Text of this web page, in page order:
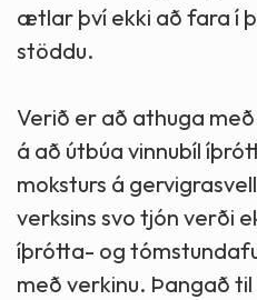
ætlar því ekki að fara í
stöddu.
Verið er að athuga
á að útbúa vinnubíl
moksturs á
verksins svo tjón verði
íþrótta- og
með verkinu. Þangað